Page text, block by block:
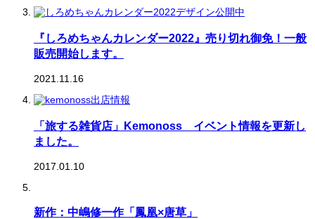
『しろめちゃんカレンダー2022』売り切れ御免！一般
販売開始します。
2021.11.16
「旅する雑貨店」Kemonoss イベント情報を更新し
ました。
2017.01.10
新作：中嶋修一作「鳳凰×唐草」